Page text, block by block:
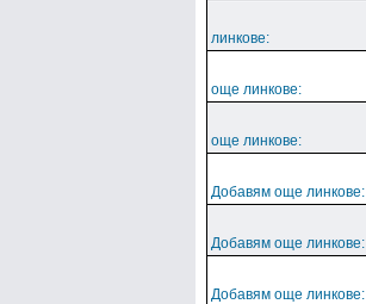
линкове:
още линкове:
още линкове:
Добавям още линкове:
Добавям още линкове:
Добавям още линкове: